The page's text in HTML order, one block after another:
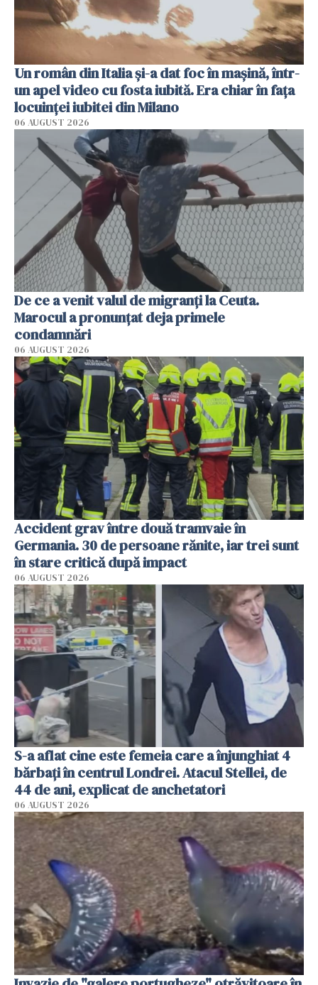
Un român din Italia și-a dat foc în mașină, într-
un apel video cu fosta iubită. Era chiar în fața
locuinței iubitei din Milano
06 AUGUST 2026
De ce a venit valul de migranți la Ceuta.
Marocul a pronunțat deja primele
condamnări
06 AUGUST 2026
Accident grav între două tramvaie în
Germania. 30 de persoane rănite, iar trei sunt
în stare critică după impact
06 AUGUST 2026
S-a aflat cine este femeia care a înjunghiat 4
bărbați în centrul Londrei. Atacul Stellei, de
44 de ani, explicat de anchetatori
06 AUGUST 2026